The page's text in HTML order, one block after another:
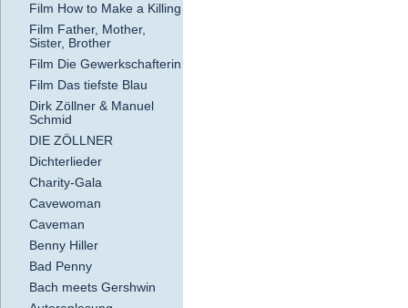
Film How to Make a Killing
Film Father, Mother,
Sister, Brother
Film Die Gewerkschafterin
Film Das tiefste Blau
Dirk Zöllner & Manuel
Schmid
DIE ZÖLLNER
Dichterlieder
Charity-Gala
Cavewoman
Caveman
Benny Hiller
Bad Penny
Bach meets Gershwin